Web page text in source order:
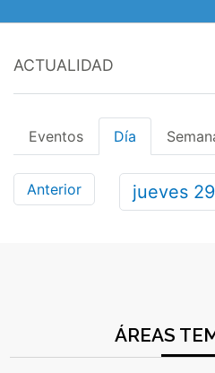
ACTUALIDAD
Eventos Día
Anterior jueves 29
ÁREAS